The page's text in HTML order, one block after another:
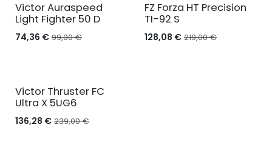
NIEUW
Victor Auraspeed
Light Fighter 50 D
74,36 € 99,00€
NIEUW
FZ Forza HT Precision
TI-92 S
128,08 € 219,00€
NIEUW
Victor Thruster FC
Ultra X 5UG6
136,28 € 239,00€